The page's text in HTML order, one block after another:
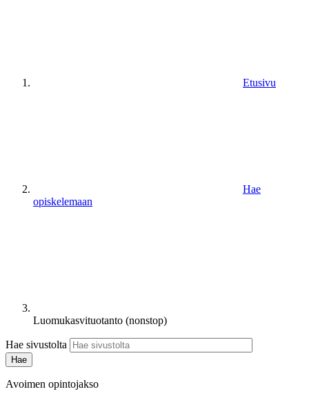
Etusivu
Hae
opiskelemaan
Luomukasvituotanto (nonstop)
Hae sivustolta
Avoimen opintojakso